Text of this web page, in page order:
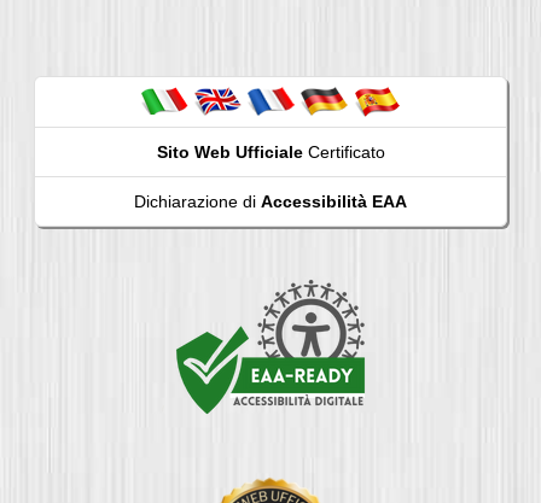
Sito Web UfficialeCertificato
Dichiarazione di Accessibilità EAA